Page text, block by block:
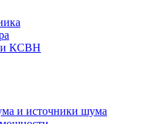
КСВН
и источники шума